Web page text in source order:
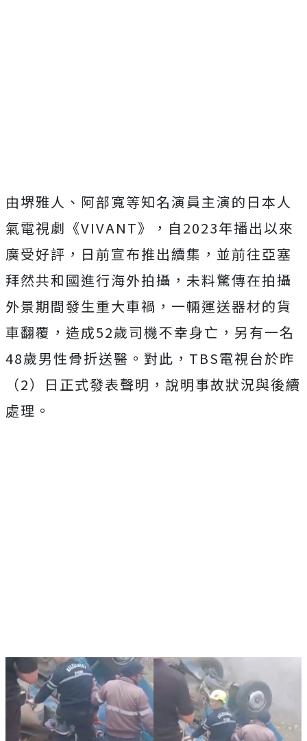
由堺雅人、阿部寬等知名演員主演的日本人
氣電視劇《VIVANT》，自2023年播出以來
廣受好評，日前宣布推出續集，並前往亞塞
拜然共和國進行海外拍攝，未料驚傳在拍攝
外景期間發生重大車禍，一輛運送器材的貨
車翻覆，造成52歲司機不幸身亡，另有一名
48歲男性骨折送醫。對此，TBS電視台於昨
（2）日正式發表聲明，說明事故狀況與後續
處理。